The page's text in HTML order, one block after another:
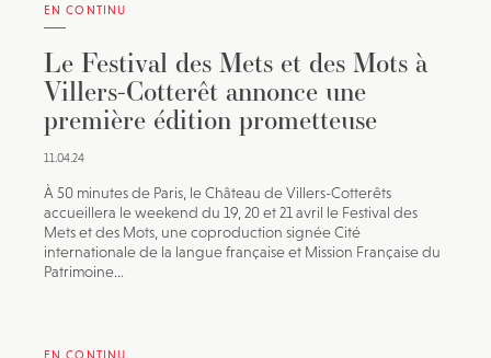
EN CONTINU
Le Festival des Mets et des Mots à
Villers-Cotterêt annonce une
première édition prometteuse
11.04.24
À 50 minutes de Paris, le Château de Villers-Cotterêts
accueillera le weekend du 19, 20 et 21 avril le Festival des
Mets et des Mots, une coproduction signée Cité
internationale de la langue française et Mission Française du
Patrimoine...
EN CONTINU